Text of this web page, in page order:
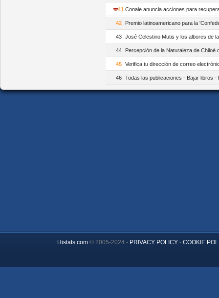
41 Conaie anuncia acciones para
42 Premio latinoamericano para la
43 José Celestino Mutis y los albores de
44 Percepción de la Naturaleza de Chiloé
45 Verifica tu dirección de correo
46 Todas las publicaciones - Bajar libros -
Histats.com© 2005-2024 - PRIVACY POLICY- COOKIE